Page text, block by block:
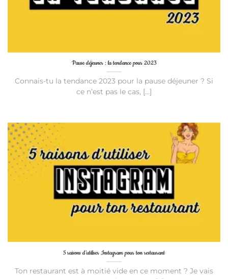
Pause déjeuner : la tendance pour 2023
Connais-tu la tendance 2023 pour la pause déjeuner ? Si
ce n’est pas le cas, [...]
5 raisons d’utiliser Instagram pour ton restaurant
Ton restaurant est à moitié vide en ce moment ? Je vais